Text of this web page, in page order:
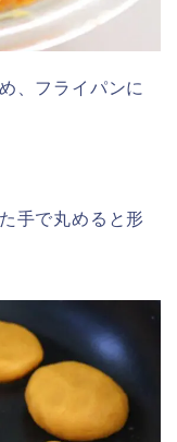
、フライパンに
手で丸めると形